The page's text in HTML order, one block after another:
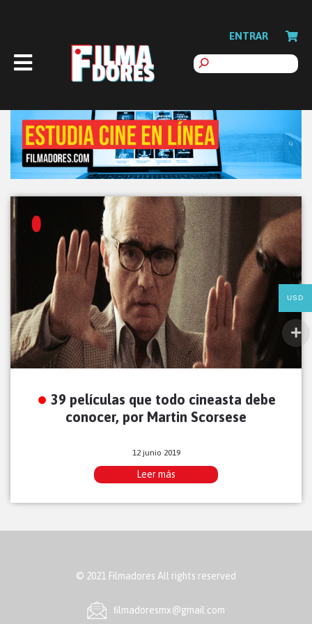
ENTRAR
39 películas que todo cineasta debe
conocer, por Martin Scorsese
12 junio 2019
Leer más
© 2021 Filmadores All rights reserved
ﬁlmadoresmx@gmail.com
USD